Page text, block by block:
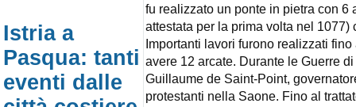
Istria a
Pasqua: tanti
eventi dalle
fu realizzato un ponte in pietra con 6
attestata per la prima volta nel 1077)
Importanti lavori furono realizzati
avere 12 arcate. Durante le Guerre
Guillaume de Saint-Point,
protestanti nella Saone. Fino al